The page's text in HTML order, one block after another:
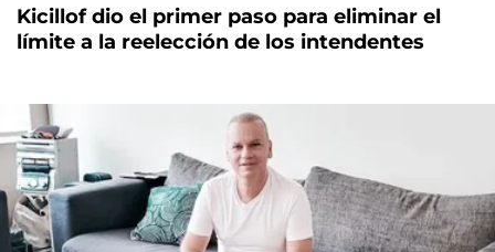
Kicillof dio el primer paso para eliminar el
límite a la reelección de los intendentes